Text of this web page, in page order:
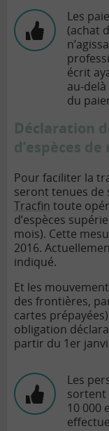
Les
(achat
écrit
au-
du
Déclaration
d’espèces
Pour faciliter la
seront tenues de
Tracfin toute
d’espèces
mois). Cette
2016.
indiqué.
Et les
des frontières,
cartes
obligation
partir du 1er
Les
sortent
10 000